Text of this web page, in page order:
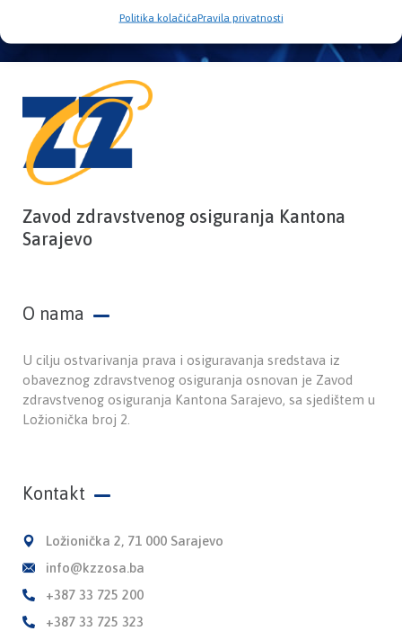
Politika kolačićaPravila privatnosti
Zavod zdravstvenog osiguranja Kantona
Sarajevo
O nama
U cilju ostvarivanja prava i osiguravanja sredstava iz
obaveznog zdravstvenog osiguranja osnovan je Zavod
zdravstvenog osiguranja Kantona Sarajevo, sa sjedištem u
Ložionička broj 2.
Kontakt
Ložionička 2, 71 000 Sarajevo
info@kzzosa.ba
+387 33 725 200
+387 33 725 323